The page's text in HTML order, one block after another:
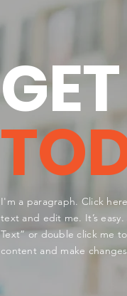
I'm a paragraph. Click
text and edit me. It’s
Text” or double click me
content and make